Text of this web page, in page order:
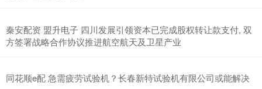
秦安配资 盟升电子 四川发展引领资本已完成股权转让款支付, 双
方签署战略合作协议推进航空航天及卫星产业
同花顺e配 急需疲劳试验机？长春新特试验机有限公司或能解决